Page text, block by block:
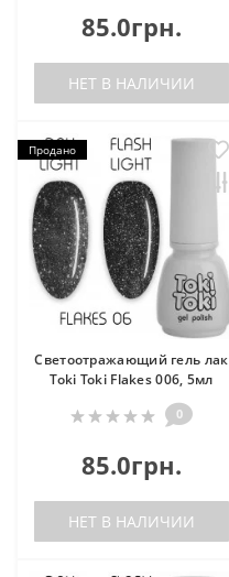
85.0грн.
НЕТ В НАЛИЧИИ
Продано
Светоотражающий гель лак
Toki Toki Flakes 006, 5мл
0
85.0грн.
НЕТ В НАЛИЧИИ